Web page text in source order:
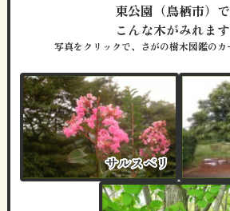
東公園（鳥栖市）
こんな木がみれます
写真をクリックで、さがの樹木図鑑のカ
サルスベリ
サルスベリ